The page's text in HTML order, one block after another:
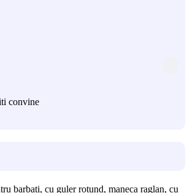
convine
barbati, cu guler rotund, maneca raglan, cu